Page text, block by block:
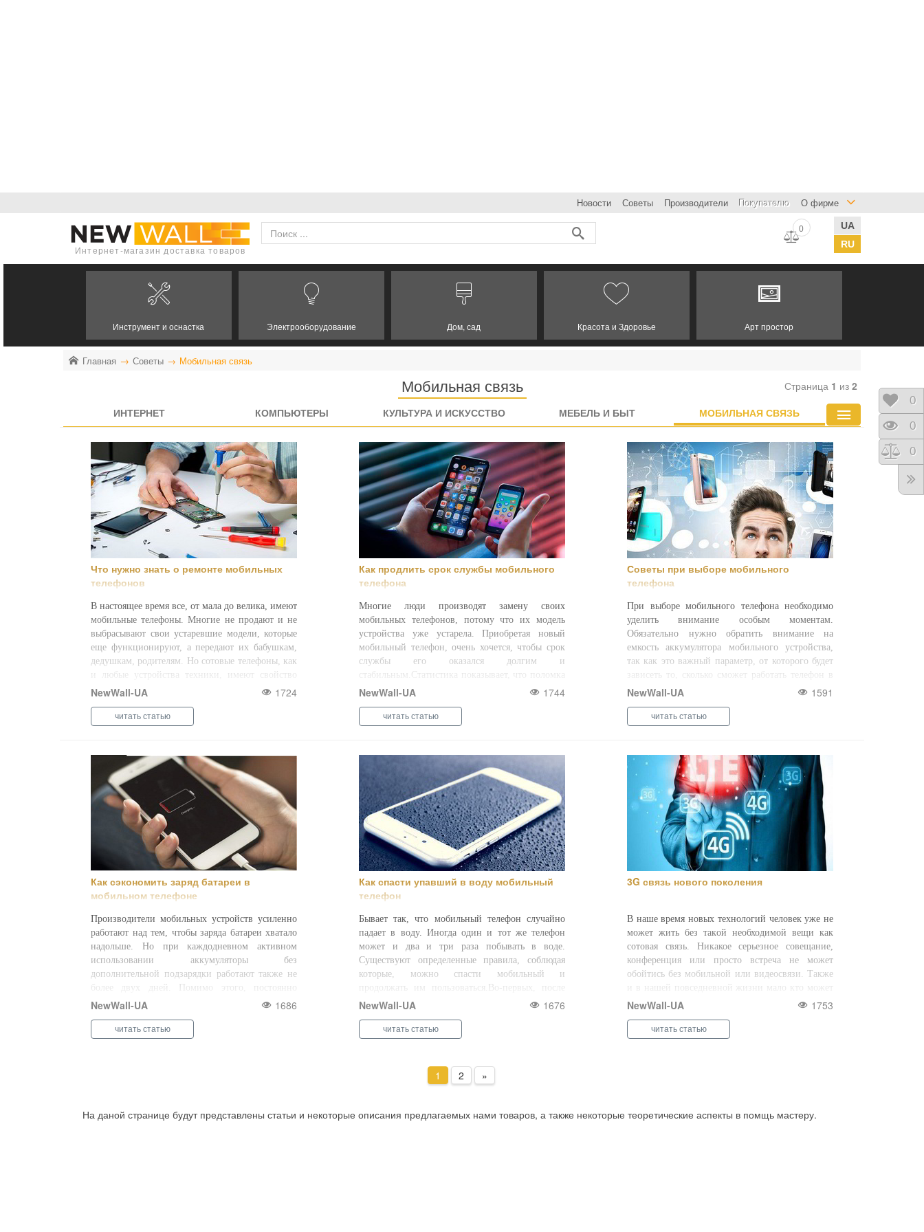
Новости Советы Производители Покупателю О фирме
Интернет-магазин доставка товаров
UA
RU
0
Инструмент и оснастка Электрооборудование Дом, сад Красота и Здоровье Арт простор
Главная Советы Мобильная связь
Мобильная связь
ИНТЕРНЕТ КОМПЬЮТЕРЫ КУЛЬТУРА И ИСКУССТВО МЕБЕЛЬ И БЫТ МОБИЛЬНАЯ СВЯЗЬ
Страница 1 из 2
Что нужно знать о ремонте мобильных
телефонов
В настоящее время все, от мала до велика, имеют
мобильные телефоны. Многие не продают и не
выбрасывают свои устаревшие модели, которые
еще функционируют, а передают их бабушкам,
дедушкам, родителям. Но сотовые телефоны, как
и любые устройства техники, имеют свойство
ломаться, как новейшие модели, та ...
NewWall-UA 1724
читать статью
Как продлить срок службы мобильного
телефона
Многие люди производят замену своих
мобильных телефонов, потому что их модель
устройства уже устарела. Приобретая новый
мобильный телефон, очень хочется, чтобы срок
службы его оказался долгим и
стабильным.Статистика показывает, что поломка
сотовых телефонов происходит по вине самих
NewWall-UA 1744
читать статью
Советы при выборе мобильного
телефона
При выборе мобильного телефона необходимо
уделить внимание особым моментам.
Обязательно нужно обратить внимание на
емкость аккумулятора мобильного устройства,
так как это важный параметр, от которого будет
зависеть то, сколько сможет работать телефон в
автономном режиме. Если сотовый телефон
NewWall-UA 1591
читать статью
Как сэкономить заряд батареи в
мобильном телефоне
Производители мобильных устройств усиленно
работают над тем, чтобы заряда батареи хватало
надольше. Но при каждодневном активном
использовании аккумуляторы без
дополнительной подзарядки работают также не
более двух дней. Помимо этого, постоянно
возрастает и ресурсоемкость программ, частота
NewWall-UA 1686
читать статью
Как спасти упавший в воду мобильный
телефон
Бывает так, что мобильный телефон случайно
падает в воду. Иногда один и тот же телефон
может и два и три раза побывать в воде.
Существуют определенные правила, соблюдая
которые, можно спасти мобильный и
продолжать им пользоваться.Во-первых, после
извлечения устройства из воды необходимо
NewWall-UA 1676
читать статью
3G связь нового поколения
В наше время новых технологий человек уже не
может жить без такой необходимой вещи как
сотовая связь. Никакое серьезное совещание,
конференция или просто встреча не может
обойтись без мобильной или видеосвязи. Также
и в нашей повседневной жизни мало кто может
представить себя без сотового телефона. ...
NewWall-UA 1753
читать статью
1 2 »
На даной странице будут представлены статьи и некоторые описания предлагаемых нами товаров, а также некоторые теоретические аспекты в помщь мастеру.
0
0
0